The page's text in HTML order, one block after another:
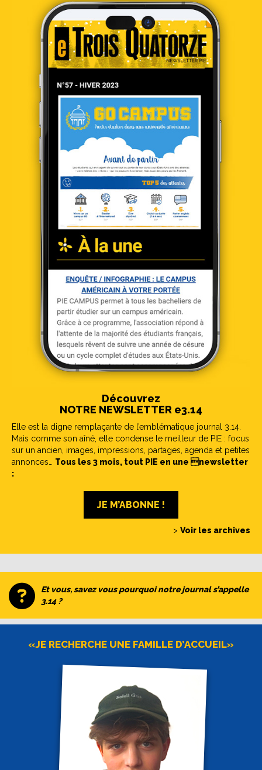
Découvrez
NOTRE NEWSLETTER e3.14
Elle est la digne remplaçante de l’emblématique journal 3.14.
Mais comme son aîné, elle condense le meilleur de PIE : focus
sur un ancien, images, impressions, partages, agenda et petites
annonces… Tous les 3 mois, tout PIE en une newsletter
:
JE M’ABONNE !
> Voir les archives
Et vous, savez vous pourquoi notre journal s’appelle
3.14 ?
«JE RECHERCHE UNE FAMILLE D’ACCUEIL»